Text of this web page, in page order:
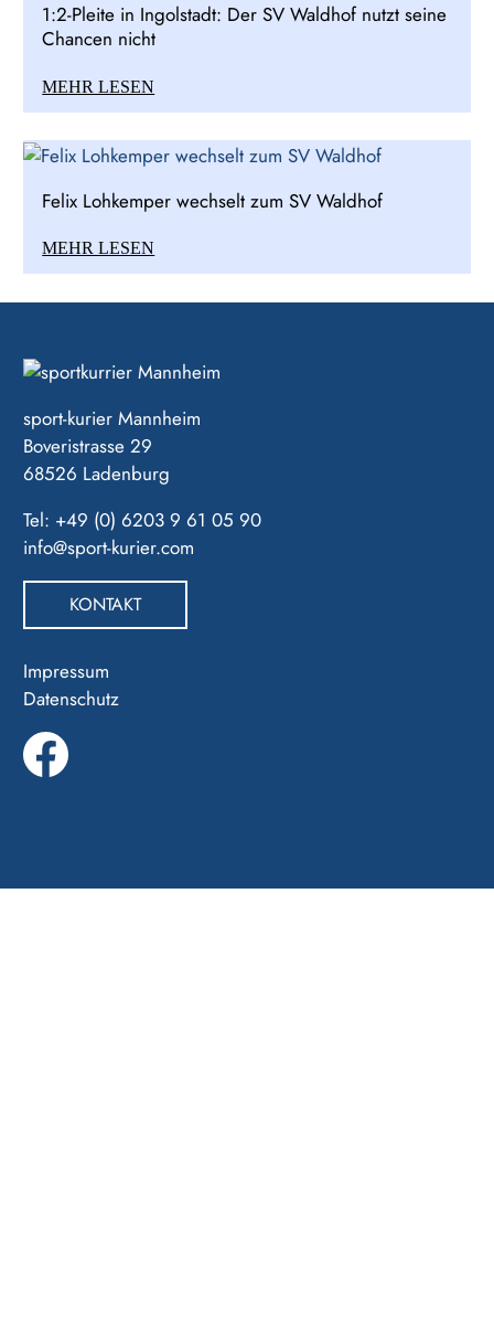
1:2-Pleite in Ingolstadt: Der SV Waldhof nutzt seine
Chancen nicht
MEHR LESEN
Felix Lohkemper wechselt zum SV Waldhof
MEHR LESEN
sport-kurier Mannheim
Boveristrasse 29
68526 Ladenburg
Tel: +49 (0) 6203 9 61 05 90
info@sport-kurier.com
KONTAKT
Impressum
Datenschutz